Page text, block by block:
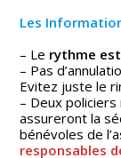
Les
– Le rythme
– Pas
Evitez juste le
– Deux
assureront la
bénévoles de
responsables